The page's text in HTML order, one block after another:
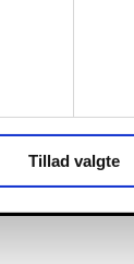
Tillad valgte